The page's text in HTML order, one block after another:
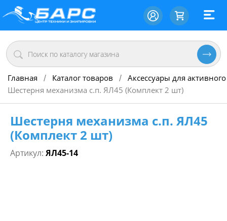
Главная / Каталог товаров / Аксессуары для
Шестерня механизма с.п. ЯЛ45 (Комплект 2 шт)
Шестерня механизма с.п. ЯЛ45
(Комплект 2 шт)
Артикул: ЯЛ45-14